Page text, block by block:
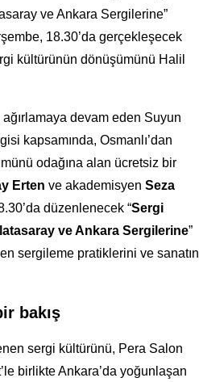
ve Ankara Sergilerine”
18.30’da gerçekleşecek
kültürünün dönüşümünü Halil
devam eden Suyun
kapsamında, Osmanlı’dan
odağına alan ücretsiz bir
Erten ve akademisyen Seza
düzenlenecek “Sergi
ve Ankara Sergilerine”
sergileme pratiklerini ve sanatın
bakış
sergi kültürünü, Pera Salon
birlikte Ankara’da yoğunlaşan